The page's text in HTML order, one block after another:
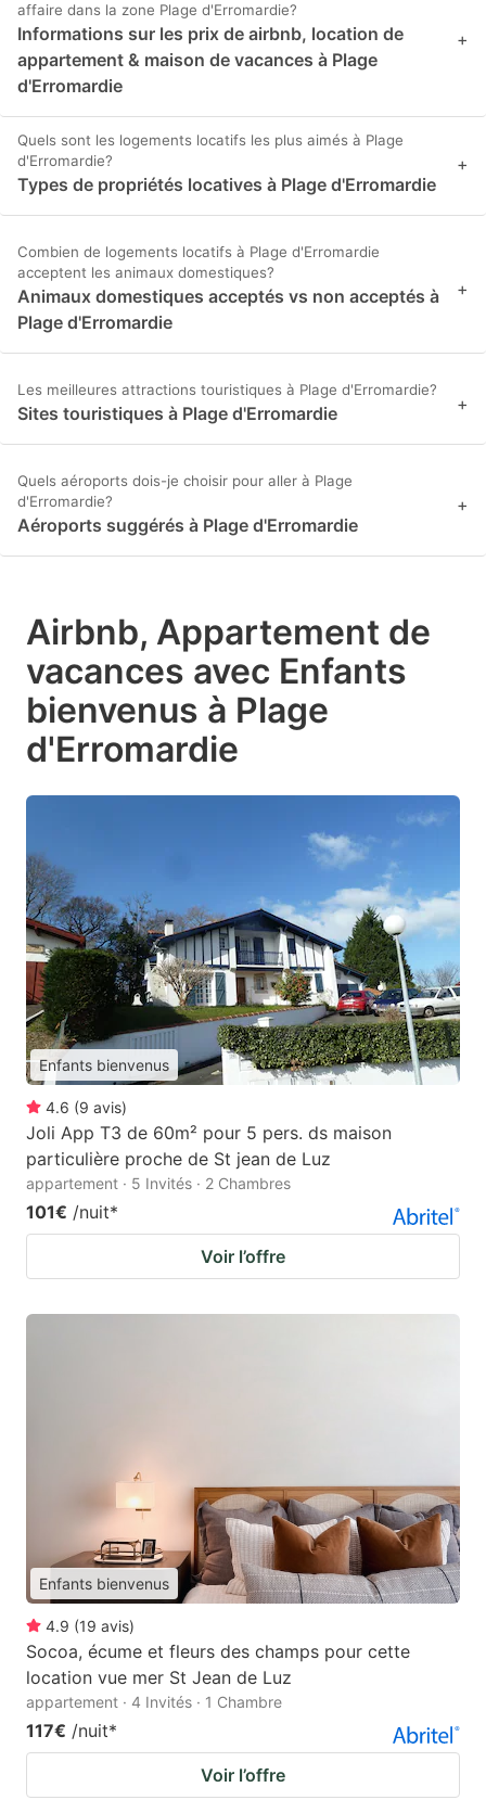
affaire dans la zone Plage d'Erromardie?
Informations sur les prix de airbnb, location de
appartement & maison de vacances à Plage
d'Erromardie
+
Quels sont les logements locatifs les plus aimés à Plage
d'Erromardie?
Types de propriétés locatives à Plage d'Erromardie
+
Combien de logements locatifs à Plage d'Erromardie
acceptent les animaux domestiques?
Animaux domestiques acceptés vs non acceptés à
Plage d'Erromardie
+
Les meilleures attractions touristiques à Plage d'Erromardie?
Sites touristiques à Plage d'Erromardie +
Quels aéroports dois-je choisir pour aller à Plage
d'Erromardie?
Aéroports suggérés à Plage d'Erromardie
+
Airbnb, Appartement de
vacances avec Enfants
bienvenus à Plage
d'Erromardie
Enfants bienvenus
4.6 (9 avis)
Joli App T3 de 60m² pour 5 pers. ds maison
particulière proche de St jean de Luz
appartement · 5 Invités · 2 Chambres
101€ /nuit*
Voir l’offre
Enfants bienvenus
4.9 (19 avis)
Socoa, écume et fleurs des champs pour cette
location vue mer St Jean de Luz
appartement · 4 Invités · 1 Chambre
117€ /nuit*
Voir l’offre